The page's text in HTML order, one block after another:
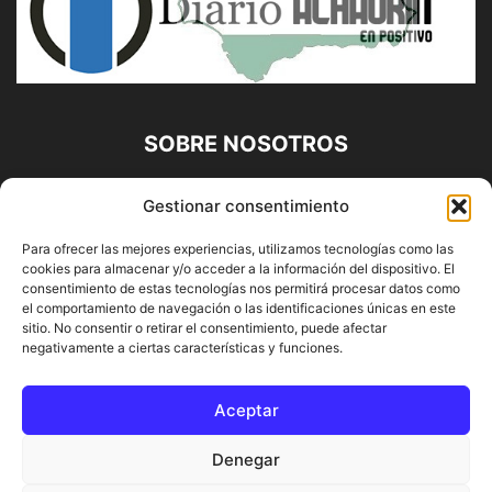
Gestionar consentimiento
Para ofrecer las mejores experiencias, utilizamos tecnologías como las
cookies para almacenar y/o acceder a la información del dispositivo. El
consentimiento de estas tecnologías nos permitirá procesar datos como
el comportamiento de navegación o las identificaciones únicas en este
sitio. No consentir o retirar el consentimiento, puede afectar
negativamente a ciertas características y funciones.
Aceptar
Denegar
SOBRE NOSOTROS
Diario Alhaurín (www.alhaurindelatorre.com) Propiedad de
Francisco E. López López | 639 95 71 95 | Noticias de
Alhaurín de la Torre, Málaga y Provincia|
Contáctanos:info@alhaurindelatorre.com
SÍGUENOS